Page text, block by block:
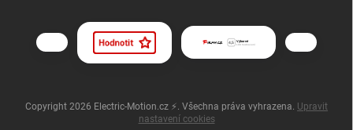
Copyright 2026 Electric-Motion.cz ⚡. Všechna práva vyhrazena. Upravit
nastavení cookies